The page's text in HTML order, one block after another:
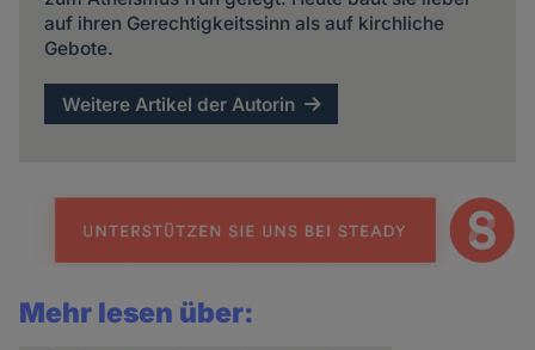
auf ihren Gerechtigkeitssinn als auf kirchliche
Gebote.
Weitere Artikel der Autorin
Mehr lesen über: